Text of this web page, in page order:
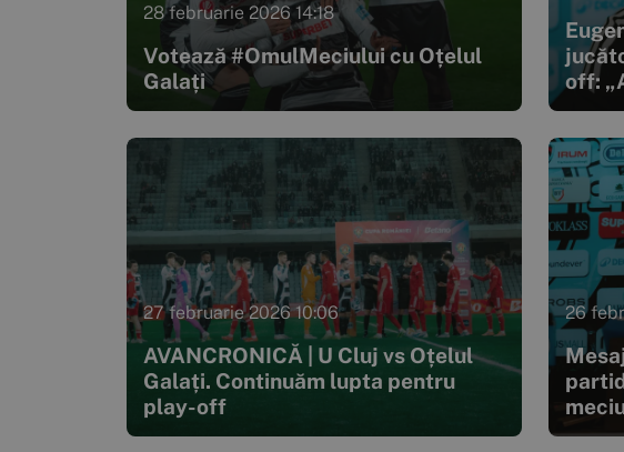
28 februarie 2026 14:18
Votează #OmulMeciului cu Oțelul
Galați
off:
27 februarie 2026 10:06
AVANCRONICĂ | U Cluj vs Oțelul
Galați. Continuăm lupta pentru
play-off
26